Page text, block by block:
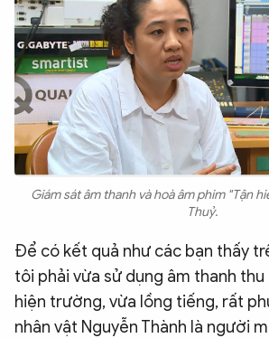
Giám sát âm thanh và hoà âm phim "Tận
Thuỷ.
Để có kết quả như các bạn thấy
tôi phải vừa sử dụng âm thanh
hiện trường, vừa lồng tiếng, rất
nhân vật Nguyễn Thành là người